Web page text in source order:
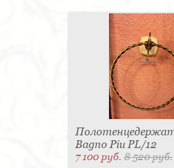
Bagno Piu PL/12
7 100 руб.8 520 руб.